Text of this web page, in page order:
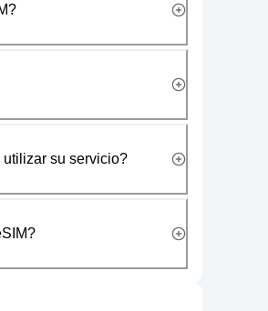
su servicio?